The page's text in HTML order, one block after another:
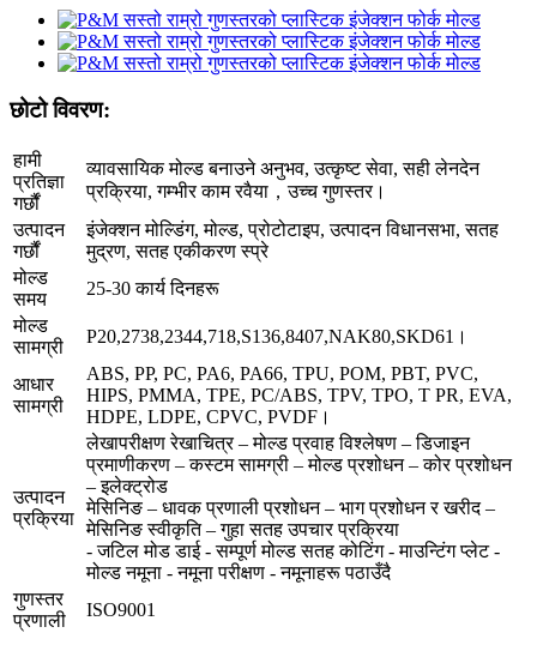
छोटो विवरण:
हामी
प्रतिज्ञा
गर्छौं
व्यावसायिक मोल्ड बनाउने अनुभव, उत्कृष्ट सेवा, सही लेनदेन
प्रक्रिया, गम्भीर काम रवैया，उच्च गुणस्तर।
उत्पादन
गर्छौं
इंजेक्शन मोल्डिंग, मोल्ड, प्रोटोटाइप, उत्पादन विधानसभा, सतह
मुद्रण, सतह एकीकरण स्प्रे
मोल्ड
समय
25-30 कार्य दिनहरू
मोल्ड
सामग्री
P20,2738,2344,718,S136,8407,NAK80,SKD61।
आधार
सामग्री
ABS, PP, PC, PA6, PA66, TPU, POM, PBT, PVC,
HIPS, PMMA, TPE, PC/ABS, TPV, TPO, T PR, EVA,
HDPE, LDPE, CPVC, PVDF।
उत्पादन
प्रक्रिया
लेखापरीक्षण रेखाचित्र – मोल्ड प्रवाह विश्लेषण – डिजाइन
प्रमाणीकरण – कस्टम सामग्री – मोल्ड प्रशोधन – कोर प्रशोधन
– इलेक्ट्रोड
मेसिनिङ – धावक प्रणाली प्रशोधन – भाग प्रशोधन र खरीद –
मेसिनिङ स्वीकृति – गुहा सतह उपचार प्रक्रिया
- जटिल मोड डाई - सम्पूर्ण मोल्ड सतह कोटिंग - माउन्टिंग प्लेट -
मोल्ड नमूना - नमूना परीक्षण - नमूनाहरू पठाउँदै
गुणस्तर
प्रणाली
ISO9001